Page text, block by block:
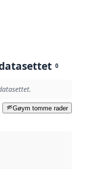
0
Gøym tomme rader